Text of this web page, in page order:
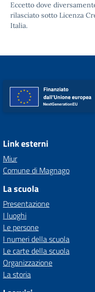
Eccetto dove
rilasciato sotto Licenza
Italia.
Link esterni
Miur
Comune di Magnago
La scuola
Presentazione
I luoghi
Le persone
I numeri della scuola
Le carte della scuola
Organizzazione
La storia